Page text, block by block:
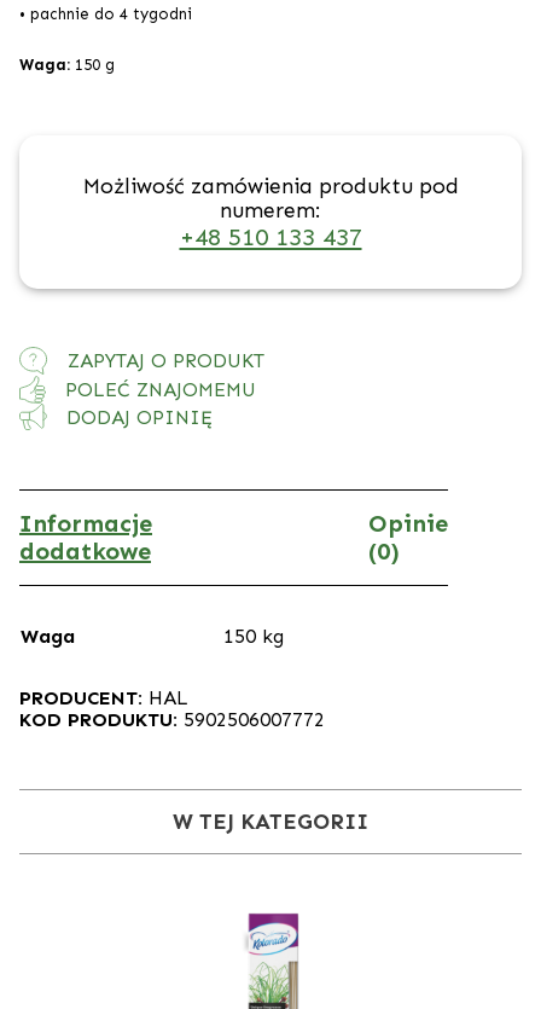
• pachnie do 4 tygodni
Waga: 150 g
Możliwość zamówienia produktu pod
numerem:
+48 510 133 437
ZAPYTAJ O PRODUKT
POLEĆ ZNAJOMEMU
DODAJ OPINIĘ
Informacje
dodatkowe
Opinie
(0)
Waga 150 kg
PRODUCENT: HAL
KOD PRODUKTU: 5902506007772
W TEJ KATEGORII